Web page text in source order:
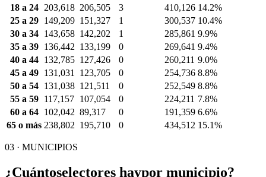
18 a 24
203,618 206,505 3 410,126 14.2%
25 a 29
149,209 151,327 1 300,537 10.4%
30 a 34
143,658 142,202 1 285,861 9.9%
35 a 39
136,442 133,199 0 269,641 9.4%
40 a 44
132,785 127,426 0 260,211 9.0%
45 a 49
131,031 123,705 0 254,736 8.8%
50 a 54
131,038 121,511 0 252,549 8.8%
55 a 59
117,157 107,054 0 224,211 7.8%
60 a 64
102,042 89,317 0 191,359 6.6%
65 o más 238,802 195,710 0 434,512 15.1%
03 · MUNICIPIOS
¿Cuántoselectores haypor municipio?